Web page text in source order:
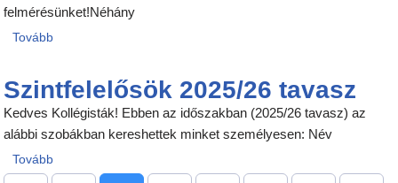
felmérésünket!Néhány
Tovább
Szintfelelősök 2025/26 tavasz
Kedves Kollégisták! Ebben az időszakban (2025/26 tavasz) az
alábbi szobákban kereshettek minket személyesen: Név
Tovább